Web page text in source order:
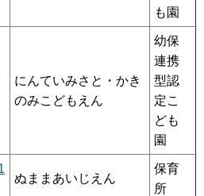
も園
にんていみさと・かき
のみこどもえん
幼保
連携
型認
定こ
ども
園
ぬままあいじえん
保育
所